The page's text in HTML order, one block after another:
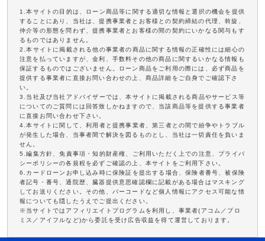
1.本サイトの目的は、ローン商品等に関する適切な情報と選択の機会を提供
することにあり、当社は、提携事業者とお客様との契約締結の代理、斡旋、
仲介等の形態を問わず、提携事業者とお客様の間の契約にいかなる関与もす
るものではありません。
2.本サイトに掲載される他の事業者の商品に関する情報の正確性には細心の
注意を払っていますが、金利、手数料その他の商品に関するいかなる情報も
保証するものではございません。ローン商品をご利用の際には、必ず商品を
提供する事業者に直接お問い合わせの上、商品詳細をご自身でご確認下さ
い。
3.当社及び当社アドバイザーでは、本サイトに掲載される商品やサービス等
についてのご質問には回答致しかねますので、当該商品等を提供する事業者
に直接お問い合わせ下さい。
4.本サイトに関して、利用者と提携事業者、第三者との間で紛争やトラブル
が発生した場合、当事者間で解決を図るものとし、当社は一切責任を負いま
せん。
5.編集方針、免責事項・知的財産権、ご利用いただく上での注意、プライバ
シーポリシーの各規程を必ずご確認の上、本サイトをご利用下さい。
6.カードローンお申し込み時に保険証を提出する場合、保険者番号、被保険
者記号・番号、通院歴、臓器提供意思確認欄に記載がある場合はマスキング
してお送りください。その他、バーコードなど個人情報にアクセス可能な情
報についても隠したうえでご提出ください。
※当サイトではアフィリエイトプログラムを利用し、事業者(アコム／プロ
ミス／アイフルなど)から委託を受け広告収益を得て運営しております。